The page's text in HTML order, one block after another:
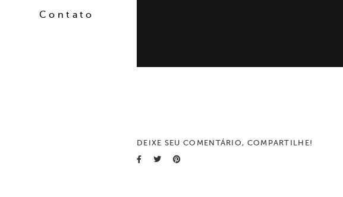
Contato
DEIXE SEU COMENTÁRIO, COMPARTILHE!